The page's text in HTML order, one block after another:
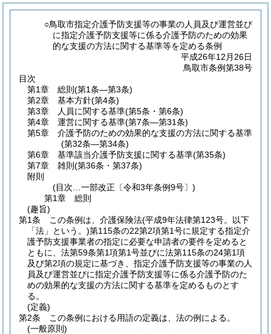
○鳥取市指定介護予防支援等の事業の人員及び運営並び
に指定介護予防支援等に係る介護予防のための効果
的な支援の方法に関する基準等を定める条例
平成26年12月26日
鳥取市条例第38号
目次
第1章
総則 (第1条―第3条)
第2章
基本方針(第4条)
第3章
人員に関する基準(第5条・第6条)
第4章
運営に関する基準(第7条―第31条)
第5章
介護予防のための効果的な支援の方法に関する基準
(第32条―第34条)
第6章
基準該当介護予防支援に関する基準(第35条)
第7章
雑則 (第36条・第37条)
附則
(目次…一部改正〔令和3年条例9号〕)
第1章
総則
(趣旨)
第1条
この条例は、介護保険法(平成9年法律第123号。以下
「法」という。)第115条の22第2項第1号に規定する指定介
護予防支援事業者の指定に必要な申請者の要件を定めると
ともに、法第59条第1項第1号並びに法第115条の24第1項
及び第2項の規定に基づき、指定介護予防支援等の事業の人
員及び運営並びに指定介護予防支援等に係る介護予防のた
めの効果的な支援の方法に関する基準を定めるものとす
る。
(定義)
第2条
この条例における用語の定義は、法の例による。
(一般原則)